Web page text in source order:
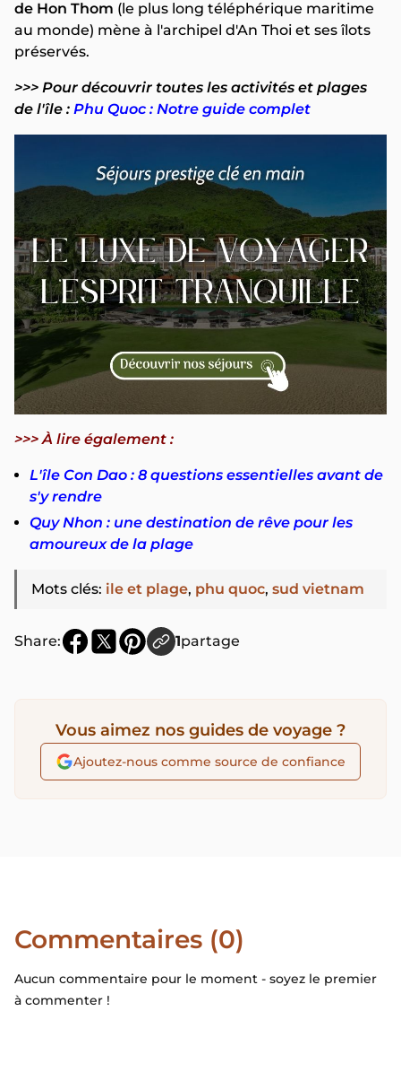
de Hon Thom (le plus long téléphérique maritime
au monde) mène à l'archipel d'An Thoi et ses îlots
préservés.
>>> Pour découvrir toutes les activités et plages
de l'île : Phu Quoc : Notre guide complet
>>> À lire également :
L'île Con Dao : 8 questions essentielles avant de
s'y rendre
Quy Nhon : une destination de rêve pour les
amoureux de la plage
Mots clés: ile et plage, phu quoc, sud vietnam
Share: 1partage
Vous aimez nos guides de voyage ?
Ajoutez-nous comme source de confiance
Commentaires (0)
Aucun commentaire pour le moment - soyez le premier
à commenter !